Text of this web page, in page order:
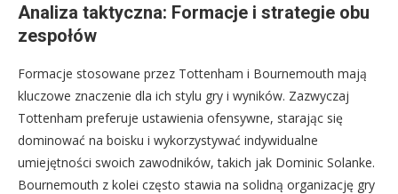
Analiza taktyczna: Formacje i strategie obu
zespołów
Formacje stosowane przez Tottenham i Bournemouth mają
kluczowe znaczenie dla ich stylu gry i wyników. Zazwyczaj
Tottenham preferuje ustawienia ofensywne, starając się
dominować na boisku i wykorzystywać indywidualne
umiejętności swoich zawodników, takich jak Dominic Solanke.
Bournemouth z kolei często stawia na solidną organizację gry